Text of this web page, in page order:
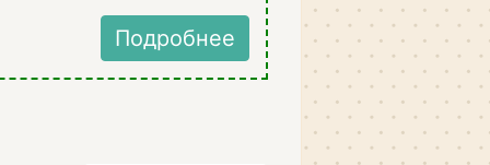
Подробнее